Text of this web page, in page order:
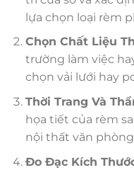
lựa chọn loại rèm
Chọn Chất Liệu
trường làm việc
chọn vải lưới hay
Thời Trang Và
họa tiết của rèm
nội thất văn
Đo Đạc Kích